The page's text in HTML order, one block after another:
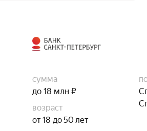
сумма
до 18 млн ₽
возраст
от 18 до 50 лет